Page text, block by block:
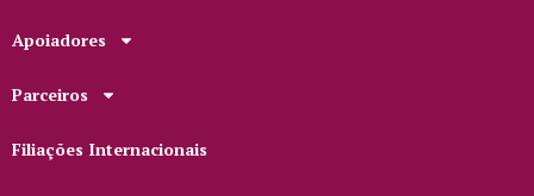
Apoiadores
Parceiros
Filiações Internacionais